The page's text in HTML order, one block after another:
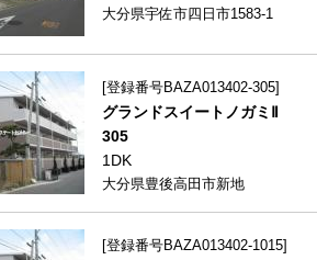
大分県宇佐市四日市1583-1
登録番号BAZA013402-305
グランドスイートノガミⅡ
305
1DK
大分県豊後高田市新地
登録番号BAZA013402-1015